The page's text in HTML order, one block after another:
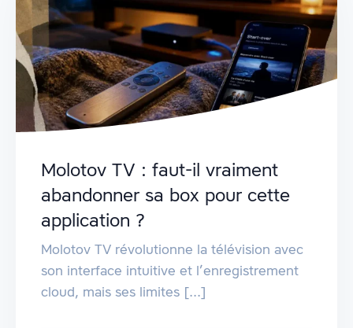
Molotov TV : faut-il vraiment
abandonner sa box pour cette
application ?
Molotov TV révolutionne la télévision avec
son interface intuitive et l’enregistrement
cloud, mais ses limites [...]